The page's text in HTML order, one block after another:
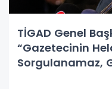
TİGAD Genel
“Gazetecinin
Sorgulanamaz,